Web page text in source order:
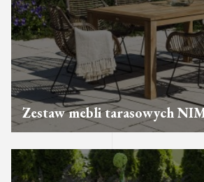
Zestaw mebli tarasowych